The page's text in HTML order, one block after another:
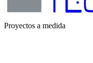
Proyectos a medida